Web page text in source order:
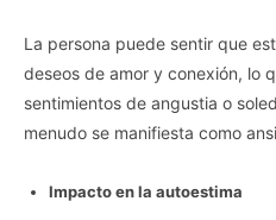
La persona puede sentir que
deseos de amor y conexión, lo
sentimientos de angustia o
menudo se manifiesta como
Impacto en la autoestima